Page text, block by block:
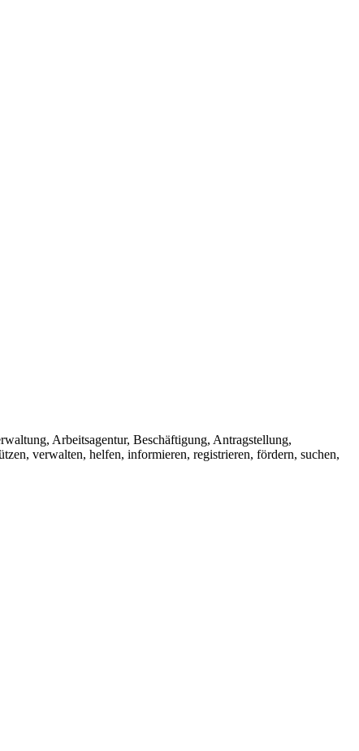
Arbeitsagentur, Beschäftigung, Antragstellung,
verwalten, helfen, informieren, registrieren, fördern, suchen,